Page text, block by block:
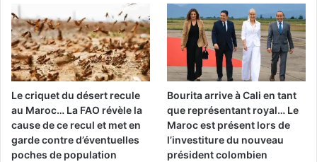
Le criquet du désert recule
au Maroc… La FAO révèle la
cause de ce recul et met en
garde contre d’éventuelles
poches de population
Bourita arrive à Cali en tant
que représentant royal… Le
Maroc est présent lors de
l’investiture du nouveau
président colombien